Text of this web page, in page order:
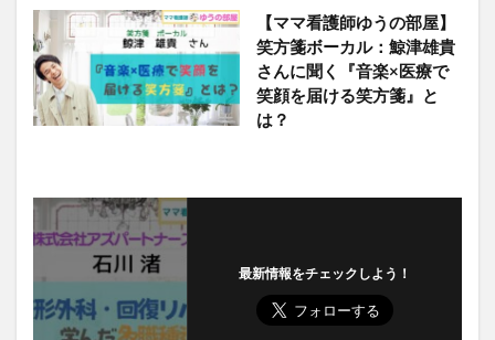
【ママ看護師ゆうの部屋】
笑方箋ボーカル：鯨津雄貴
さんに聞く『音楽×医療で
笑顔を届ける笑方箋』と
は？
最新情報をチェックしよう！